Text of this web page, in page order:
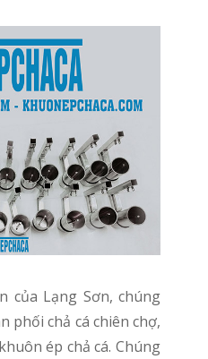
phối chả cá chiên chợ,
ép chả cá. Chúng